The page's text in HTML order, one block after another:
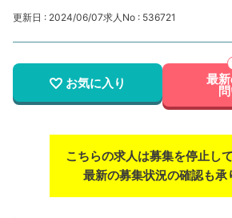
更新日 : 2024/06/07求人No : 536721
お気に入り 最
こちらの求人は募集を停止し
最新の募集状況の確認も承